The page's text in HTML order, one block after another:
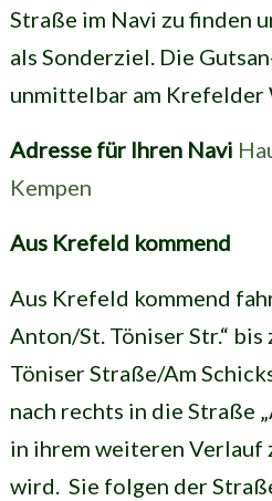
Straße im Navi zu finden
als Sonderziel. Die
unmittelbar am Krefelder
Adresse für Ihren Navi
Kempen
Aus Krefeld kommend
Aus Krefeld kommend
Anton/St. Töniser Str.“ bis
Töniser Straße/Am
nach rechts in die Straße
in ihrem weiteren Verlauf
wird. Sie folgen der